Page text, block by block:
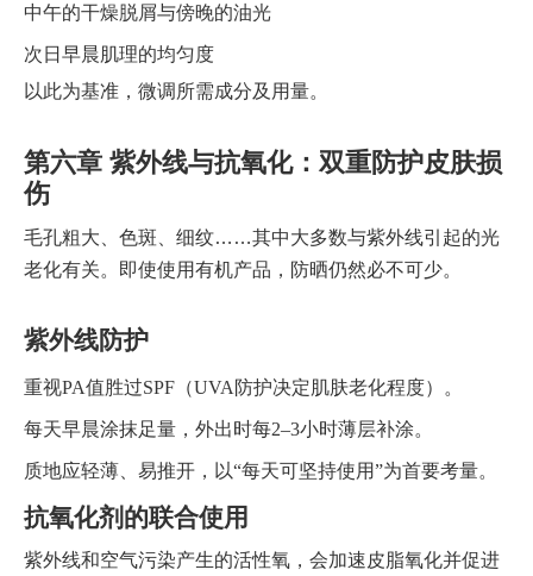
中午的干燥脱屑与傍晚的油光
次日早晨肌理的均匀度
以此为基准，微调所需成分及用量。
第六章 紫外线与抗氧化：双重防护皮肤损
伤
毛孔粗大、色斑、细纹……其中大多数与紫外线引起的光
老化有关。即使使用有机产品，防晒仍然必不可少。
紫外线防护
重视PA值胜过SPF（UVA防护决定肌肤老化程度）。
每天早晨涂抹足量，外出时每2–3小时薄层补涂。
质地应轻薄、易推开，以“每天可坚持使用”为首要考量。
抗氧化剂的联合使用
紫外线和空气污染产生的活性氧，会加速皮脂氧化并促进